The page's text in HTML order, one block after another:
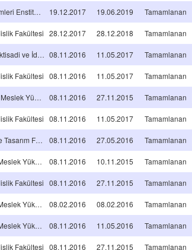
Fen Bilimleri Enstitüsü 19.12.2017 19.06.2019 Tamamlanan
Fakültesi 28.12.2017 28.12.2018 Tamamlanan
Yalova İktisadi ve İdari Bilimler Fakültesi 08.11.2016 11.05.2017 Tamamlanan
Fakültesi 08.11.2016 11.05.2017 Tamamlanan
Armutlu Meslek Yüksekokulu 08.11.2016 27.11.2015 Tamamlanan
Fakültesi 08.11.2016 11.05.2017 Tamamlanan
Sanat ve Tasarım Fakültesi 08.11.2016 27.05.2016 Tamamlanan
Yalova Meslek Yüksekokulu 08.11.2016 10.11.2015 Tamamlanan
Fakültesi 08.11.2016 27.11.2015 Tamamlanan
Yalova Meslek Yüksekokulu 08.02.2016 08.02.2016 Tamamlanan
Yalova Meslek Yüksekokulu 08.11.2016 11.05.2016 Tamamlanan
Fakültesi 08.11.2016 27.11.2015 Tamamlanan